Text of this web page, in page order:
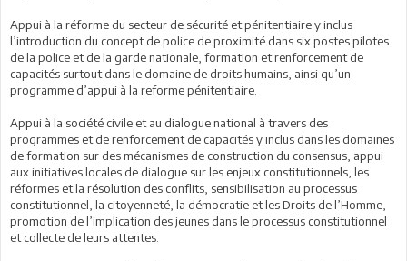
Appui à la réforme du secteur de sécurité et pénitentiaire y inclus
l’introduction du concept de police de proximité dans six postes pilotes
de la police et de la garde nationale, formation et renforcement de
capacités surtout dans le domaine de droits humains, ainsi qu’un
programme d’appui à la reforme pénitentiaire.
Appui à la société civile et au dialogue national à travers des
programmes et de renforcement de capacités y inclus dans les domaines
de formation sur des mécanismes de construction du consensus, appui
aux initiatives locales de dialogue sur les enjeux constitutionnels, les
réformes et la résolution des conflits, sensibilisation au processus
constitutionnel, la citoyenneté, la démocratie et les Droits de l’Homme,
promotion de l’implication des jeunes dans le processus constitutionnel
et collecte de leurs attentes.